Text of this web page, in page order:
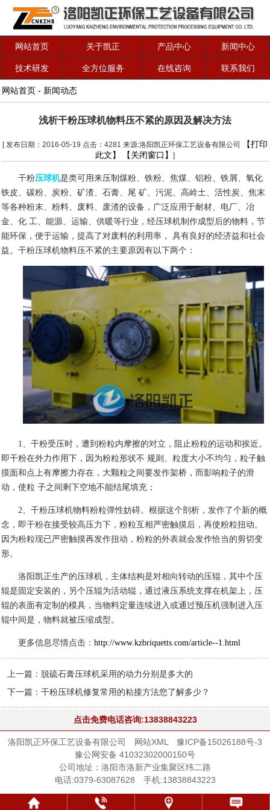
网站首页 关于凯正 产品中心 新闻中心
技术研发 全方位服务 在线咨询 联系我们
网站首页 - 新闻动态
浅析干粉压球机物料压不紧的原因及解决方法
[ 发布日期：2016-05-19 点击：4281 来源:洛阳凯正环保工艺设备有限公司
【打印
此文】
【关闭窗口】 ]
干粉压球机是类可用来压制煤粉、铁粉、焦煤、铝粉、铁屑、氧化
铁皮、碳粉、炭粉、矿渣、石膏、尾 矿、污泥、高岭土、活性炭、焦末
等各种粉末、粉料、废料、废渣的设备，广泛应用于耐材、电厂、冶
金、化 工、能源、运输、供暖等行业，经压球机制作成型后的物料，节
能环保，便于运输，提高了对废料的利用率， 具有良好的经济益和社会
益。干粉压球机物料压不紧的主要原因有以下两个：
1
、干粉受压时，遭到粉粒内摩擦的对立，阻止粉粒的运动和挨近。
即干粉在外力作用下，因为粉粒形状不 规则、粒度大小不均匀，粒子触
摸面和点上有摩擦力存在，大颗粒之间要发作架桥，而影响粒子的滑
动，使粒 子之间剩下空地不能结尾填充；
2 、干粉压球机物料粉粒弹性妨碍。根据这个剖析，发作了个新的概
念，即干粉在接受较高压力下，粉粒互相严密触摸后，再使粉粒扭动。
因为粉粒现已严密触摸再发作扭动，粉粒的外表就会发作恰当的剪切变
形。
洛阳凯正生产的压球机，主体结构是对相向转动的压辊，其中个压
辊是固定安装的，另个压辊为活动辊，通过液压系统支撑在机架上，压
辊的表面有定制的模具，当物料定量连续进入或通过预压机强制进入压
辊中间是，物料就被压缩成型。
更多信息尽情点击：http://www.kzbriquetts.com/article--1.html
上一篇： 脱硫石膏压球机采用的动力分别是多大的
下一篇：干粉压球机修复常用的粘接方法您了解多少？
点击免费电话咨询:13838843223
洛阳凯正环保工艺设备有限公司 网站XML
豫ICP备15026188号-3
豫公网安备 41032302000150号
公司地址：洛阳市洛新产业集聚区纬二路
电话:0379-63087628 手机:13838843223